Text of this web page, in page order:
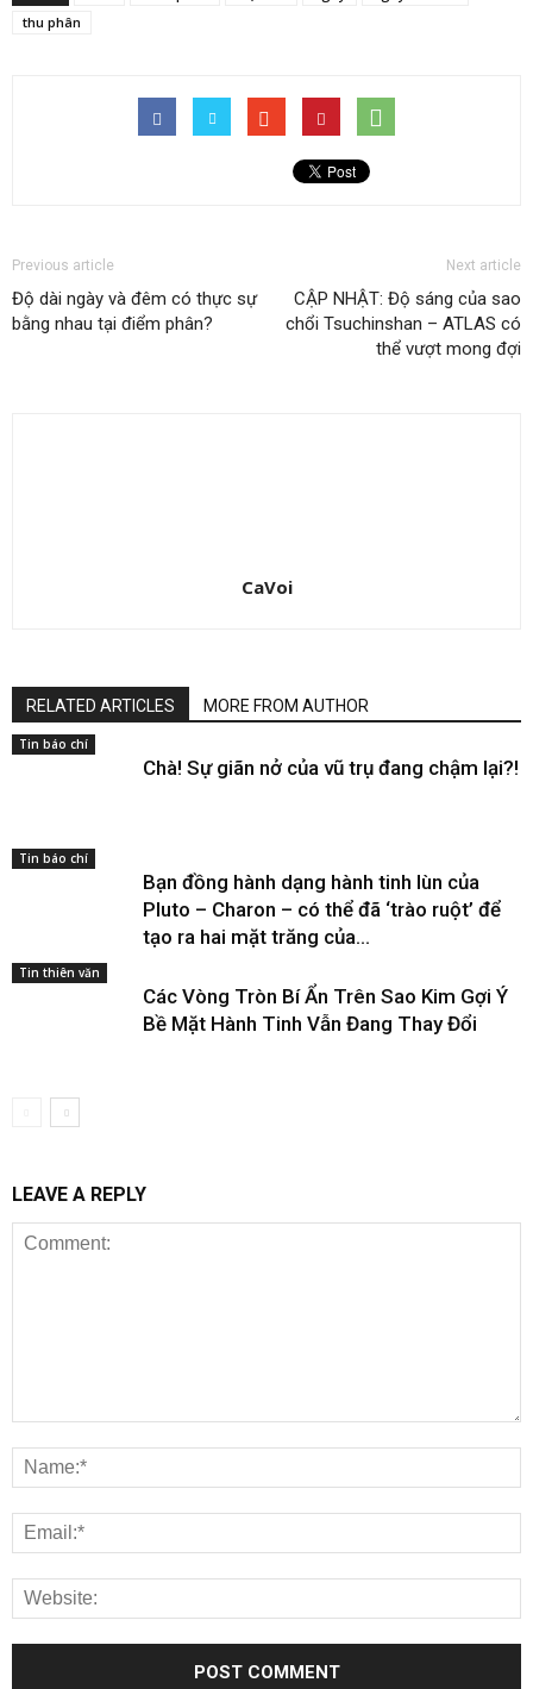
thu phân
Previous article
Độ dài ngày và đêm có thực sự
bằng nhau tại điểm phân?
Next article
CẬP NHẬT: Độ sáng của sao
chổi Tsuchinshan – ATLAS có
thể vượt mong đợi
CaVoi
RELATED ARTICLES MORE FROM AUTHOR
Tin báo chí
Chà! Sự giãn nở của vũ trụ đang chậm lại?!
Tin báo chí
Bạn đồng hành dạng hành tinh lùn của
Pluto – Charon – có thể đã ‘trào ruột’ để
tạo ra hai mặt trăng của...
Tin thiên văn
Các Vòng Tròn Bí Ẩn Trên Sao Kim Gợi Ý
Bề Mặt Hành Tinh Vẫn Đang Thay Đổi
LEAVE A REPLY